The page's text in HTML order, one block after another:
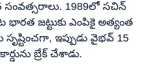
సంవత్సరాలు. 1989లో సచిన్
జట్టుకు ఎంపికై అత్యంత
ఇప్పుడు వైభవ్ 15
బ్రేక్ చేశాడు.